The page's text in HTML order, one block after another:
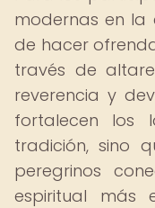
modernas en la
de hacer
través de
reverencia y
fortalecen los
tradición, sino
peregrinos
espiritual más